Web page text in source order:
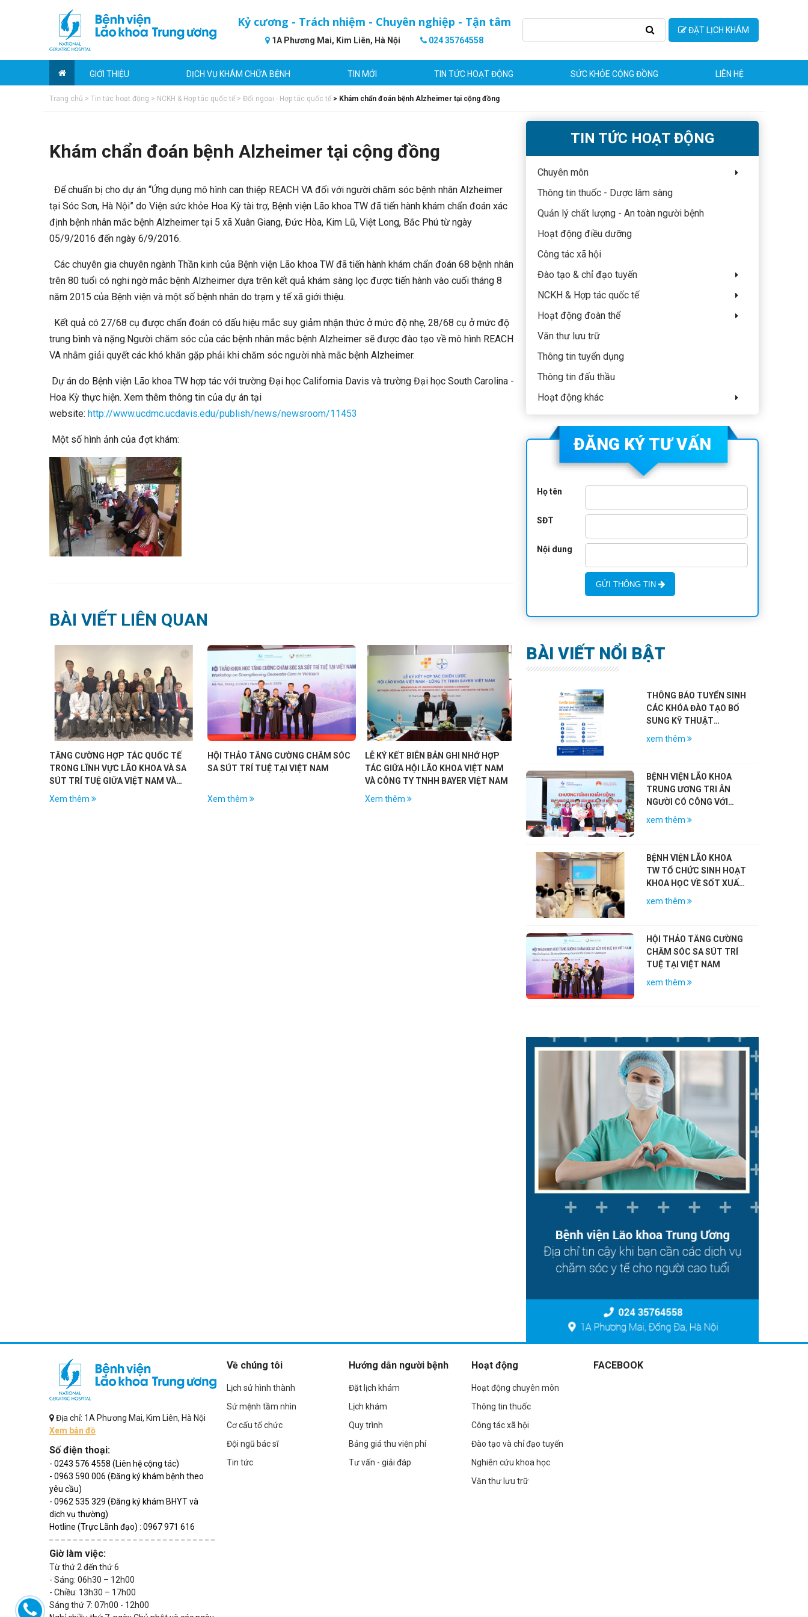
Kỷ cương - Trách nhiệm - Chuyên nghiệp - Tận tâm
1A Phương Mai, Kim Liên, Hà Nội 024 35764558
ĐẶT LỊCH KHÁM
GIỚI THIỆU DỊCH VỤ KHÁM CHỮA BỆNH TIN MỚI TIN TỨC HOẠT ĐỘNG SỨC KHỎE CỘNG ĐỒNG LIÊN HỆ
Trang chủ > Tin tức hoạt động > NCKH & Hợp tác quốc tế > Đối ngoại - Hợp tác quốc tế > Khám chẩn đoán bệnh Alzheimer tại cộng đồng
Khám chẩn đoán bệnh Alzheimer tại cộng đồng
Để chuẩn bị cho dự án “Ứng dụng mô hình can thiệp REACH VA đối với người chăm sóc bệnh nhân Alzheimer
tại Sóc Sơn, Hà Nội” do Viện sức khỏe Hoa Kỳ tài trợ, Bệnh viện Lão khoa TW đã tiến hành khám chẩn đoán xác
định bệnh nhân mắc bệnh Alzheimer tại 5 xã Xuân Giang, Đức Hòa, Kim Lũ, Việt Long, Bắc Phú từ ngày
05/9/2016 đến ngày 6/9/2016.
Các chuyên gia chuyên ngành Thần kinh của Bệnh viện Lão khoa TW đã tiến hành khám chẩn đoán 68 bệnh nhân
trên 80 tuổi có nghi ngờ mắc bệnh Alzheimer dựa trên kết quả khám sàng lọc được tiến hành vào cuối tháng 8
năm 2015 của Bệnh viện và một số bệnh nhân do trạm y tế xã giới thiệu.
Kết quả có 27/68 cụ được chẩn đoán có dấu hiệu mắc suy giảm nhận thức ở mức độ nhẹ, 28/68 cụ ở mức độ
trung bình và nặng.Người chăm sóc của các bệnh nhân mắc bệnh Alzheimer sẽ được đào tạo về mô hình REACH
VA nhằm giải quyết các khó khăn gặp phải khi chăm sóc người nhà mắc bệnh Alzheimer.
Dự án do Bệnh viện Lão khoa TW hợp tác với trường Đại học California Davis và trường Đại học South Carolina -
Hoa Kỳ thực hiện. Xem thêm thông tin của dự án tại
website: http://www.ucdmc.ucdavis.edu/publish/news/newsroom/11453
Một số hình ảnh của đợt khám:
BÀI VIẾT LIÊN QUAN
TĂNG CƯỜNG HỢP TÁC QUỐC TẾ
TRONG LĨNH VỰC LÃO KHOA VÀ SA
SÚT TRÍ TUỆ GIỮA VIỆT NAM VÀ
NHẬT BẢN
Xem thêm
HỘI THẢO TĂNG CƯỜNG CHĂM SÓC
SA SÚT TRÍ TUỆ TẠI VIỆT NAM
Xem thêm
LỄ KÝ KẾT BIÊN BẢN GHI NHỚ HỢP
TÁC GIỮA HỘI LÃO KHOA VIỆT NAM
VÀ CÔNG TY TNHH BAYER VIỆT NAM
Xem thêm
BỆNH VIỆN LÃO KHOA TRUNG ƯƠNG
JAKARTA, INDONESIA
Xem thêm
TẾ LÀO CAI
Xem thêm
TIN TỨC HOẠT ĐỘNG
Chuyên môn
Thông tin thuốc - Dược lâm sàng
Quản lý chất lượng - An toàn người bệnh
Hoạt động điều dưỡng
Công tác xã hội
Đào tạo & chỉ đạo tuyến
NCKH & Hợp tác quốc tế
Hoạt động đoàn thể
Văn thư lưu trữ
Thông tin tuyển dụng
Thông tin đấu thầu
Hoạt động khác
ĐĂNG KÝ TƯ VẤN
Họ tên
SĐT
Nội dung
GỬI THÔNG TIN
BÀI VIẾT NỔI BẬT
THÔNG BÁO TUYỂN SINH
CÁC KHÓA ĐÀO TẠO BỔ
SUNG KỸ THUẬT
CHUYÊN MÔN KHÁM
xem thêm
BỆNH VIỆN LÃO KHOA
TRUNG ƯƠNG TRI ÂN
NGƯỜI CÓ CÔNG VỚI
CÁCH MẠNG NHÂN KỶ
(27/7/1947 – 27/7/2026)
xem thêm
BỆNH VIỆN LÃO KHOA
TW TỔ CHỨC SINH HOẠT
KHOA HỌC VỀ SỐT XUẤT
HUYẾT DENGUE VÀ VAI
xem thêm
HỘI THẢO TĂNG CƯỜNG
CHĂM SÓC SA SÚT TRÍ
TUỆ TẠI VIỆT NAM
xem thêm
Địa chỉ: 1A Phương Mai, Kim Liên, Hà Nội
Xem bản đồ
Số điện thoại:
- 0243 576 4558 (Liên hệ cộng tác)
- 0963 590 006 (Đăng ký khám bệnh theo
yêu cầu)
- 0962 535 329 (Đăng ký khám BHYT và
dịch vụ thường)
Hotline (Trực Lãnh đạo) : 0967 971 616
Giờ làm việc:
Từ thứ 2 đến thứ 6
- Sáng: 06h30 – 12h00
- Chiều: 13h30 – 17h00
Sáng thứ 7: 07h00 - 12h00
Về chúng tôi
Lịch sử hình thành
Sứ mệnh tầm nhìn
Cơ cấu tổ chức
Đội ngũ bác sĩ
Tin tức
Hướng dẫn người bệnh
Đặt lịch khám
Lịch khám
Quy trình
Bảng giá thu viện phí
Tư vấn - giải đáp
Hoạt động
Hoạt động chuyên môn
Thông tin thuốc
Công tác xã hội
Đào tạo và chỉ đạo tuyến
Nghiên cứu khoa học
Văn thư lưu trữ
FACEBOOK